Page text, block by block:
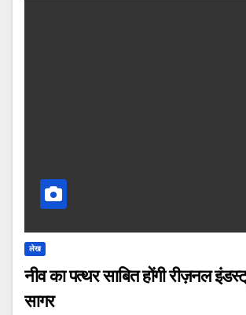
लेख
नीव का पत्थर साबित होंगी रीज़नल
सागर